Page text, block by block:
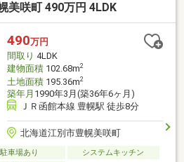
美咲町 490万円 4LDK
490万円
間取り 4LDK
建物面積102.68m2
土地面積195.36m2
築年月 1990年3月(築36年6ヶ月)
ＪＲ函館本線 豊幌駅 徒歩8分
北海道江別市豊幌美咲町
駐車場あり
システムキッチン